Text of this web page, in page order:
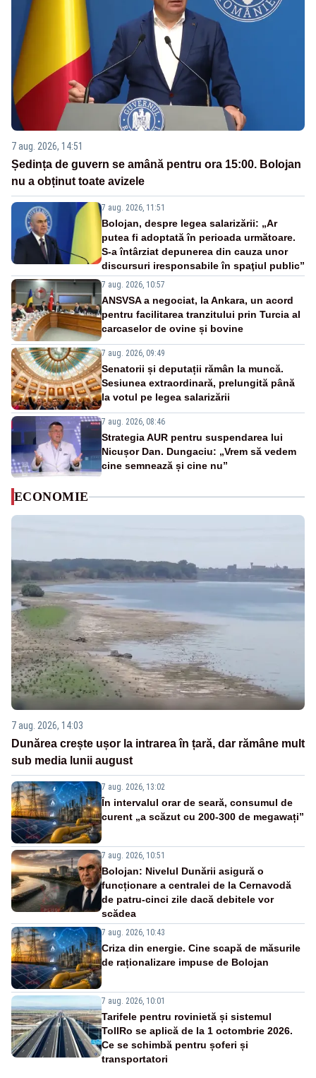
7 aug. 2026, 14:51
Ședința de guvern se amână pentru ora 15:00. Bolojan
nu a obținut toate avizele
7 aug. 2026, 11:51
Bolojan, despre legea salarizării: „Ar
putea fi adoptată în perioada următoare.
S-a întârziat depunerea din cauza unor
discursuri iresponsabile în spaţiul public”
7 aug. 2026, 10:57
ANSVSA a negociat, la Ankara, un acord
pentru facilitarea tranzitului prin Turcia al
carcaselor de ovine și bovine
7 aug. 2026, 09:49
Senatorii și deputații rămân la muncă.
Sesiunea extraordinară, prelungită până
la votul pe legea salarizării
7 aug. 2026, 08:46
Strategia AUR pentru suspendarea lui
Nicușor Dan. Dungaciu: „Vrem să vedem
cine semnează și cine nu”
ECONOMIE
7 aug. 2026, 14:03
Dunărea crește ușor la intrarea în țară, dar rămâne mult
sub media lunii august
7 aug. 2026, 13:02
În intervalul orar de seară, consumul de
curent „a scăzut cu 200-300 de megawați”
7 aug. 2026, 10:51
Bolojan: Nivelul Dunării asigură o
funcționare a centralei de la Cernavodă
de patru-cinci zile dacă debitele vor
scădea
7 aug. 2026, 10:43
Criza din energie. Cine scapă de măsurile
de raționalizare impuse de Bolojan
7 aug. 2026, 10:01
Tarifele pentru rovinietă și sistemul
TollRo se aplică de la 1 octombrie 2026.
Ce se schimbă pentru șoferi și
transportatori